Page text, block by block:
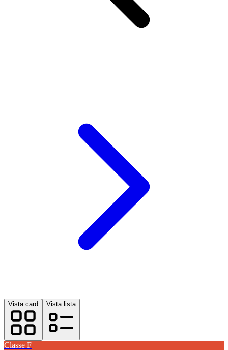
Vista card Vista lista
Classe F